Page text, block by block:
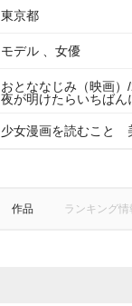
東京都
モデル 、女優
おとななじみ（映画）
夜が明けたらいちば
少女漫画を読むこと
作品 ランキング情